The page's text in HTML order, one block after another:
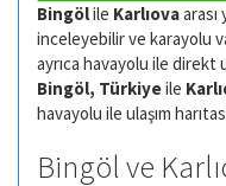
Bingölile Karlıovaarası
inceleyebilir ve karayolu
ayrıca havayolu ile direkt
Bingöl, Türkiyeile
havayolu ile ulaşım
Bingöl ve